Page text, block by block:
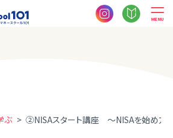
MENU
ぶ > ②NISAスタート講座 ～NISAを始め方